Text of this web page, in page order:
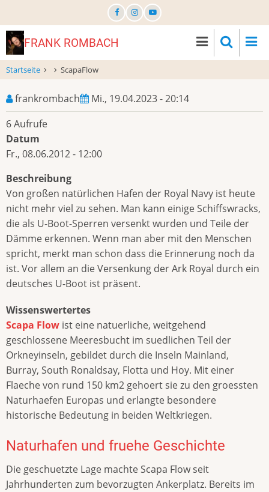
zum
InhaltFRANK ROMBACH
Startseite ScapaFlow
frankrombach
Mi., 19.04.2023 - 20:14
6 Aufrufe
Datum
Fr., 08.06.2012 - 12:00
Beschreibung
Von großen natürlichen Hafen der Royal Navy ist heute
nicht mehr viel zu sehen. Man kann einige Schiffswracks,
die als U-Boot-Sperren versenkt wurden und Teile der
Dämme erkennen. Wenn man aber mit den Menschen
spricht, merkt man schon dass die Erinnerung noch da
ist. Vor allem an die Versenkung der Ark Royal durch ein
deutsches U-Boot ist präsent.
Wissenswertertes
Scapa Flow ist eine natuerliche, weitgehend
geschlossene Meeresbucht im suedlichen Teil der
Orkneyinseln, gebildet durch die Inseln Mainland,
Burray, South Ronaldsay, Flotta und Hoy. Mit einer
Flaeche von rund 150 km2 gehoert sie zu den groessten
Naturhaefen Europas und erlangte besondere
historische Bedeutung in beiden Weltkriegen.
Naturhafen und fruehe Geschichte
Die geschuetzte Lage machte Scapa Flow seit
Jahrhunderten zum bevorzugten Ankerplatz. Bereits im